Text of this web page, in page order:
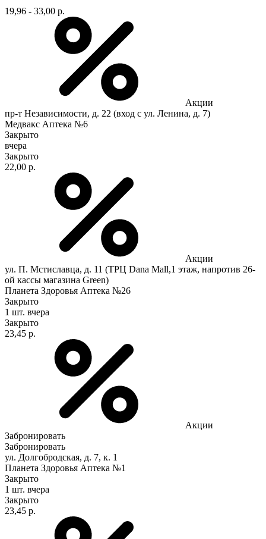
19,96 - 33,00 р.
Акции
пр-т Независимости, д. 22 (вход с ул. Ленина, д. 7)
Медвакс Аптека №6
Закрыто
вчера
Закрыто
22,00 р.
Акции
ул. П. Мстиславца, д. 11 (ТРЦ Dana Mall,1 этаж, напротив 26-
ой кассы магазина Green)
Планета Здоровья Аптека №26
Закрыто
1 шт. вчера
Закрыто
23,45 р.
Акции
Забронировать
Забронировать
ул. Долгобродская, д. 7, к. 1
Планета Здоровья Аптека №1
Закрыто
1 шт. вчера
Закрыто
23,45 р.